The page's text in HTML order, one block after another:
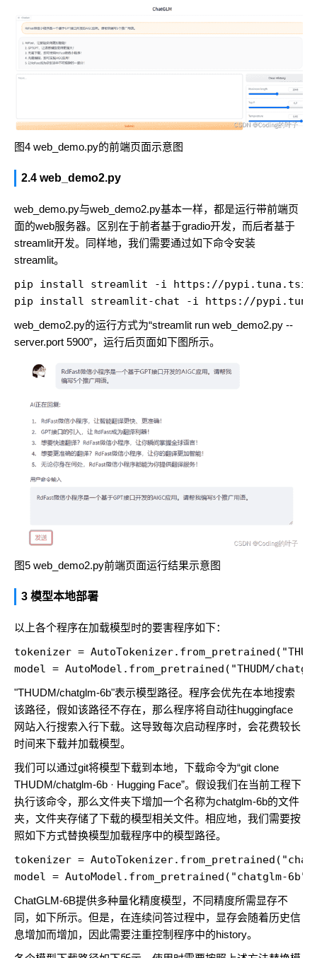
图4 web_demo.py的前端页面示意图
2.4 web_demo2.py
web_demo.py与web_demo2.py基本一样，都是运行带前端页
面的web服务器。区别在于前者基于gradio开发，而后者基于
streamlit开发。同样地，我们需要通过如下命令安装
streamlit。
pip install streamlit -i https://
pip install streamlit-chat -i https://
web_demo2.py的运行方式为“streamlit run web_demo2.py --
server.port 5900”，运行后页面如下图所示。
图5 web_demo2.py前端页面运行结果示意图
3 模型本地部署
以上各个程序在加载模型时的要害程序如下：
tokenizer =
model = AutoModel.from_pretrained("THUDM/
"THUDM/chatglm-6b"表示模型路径。程序会优先在本地搜索
该路径，假如该路径不存在，那么程序将自动往huggingface
网站入行搜索入行下载。这导致每次启动程序时，会花费较长
时间来下载并加载模型。
我们可以通过git将模型下载到本地，下载命令为“git clone
THUDM/chatglm-6b · Hugging Face”。假设我们在当前工程下
执行该命令，那么文件夹下增加一个名称为chatglm-6b的文件
夹，文件夹存储了下载的模型相关文件。相应地，我们需要按
照如下方式替换模型加载程序中的模型路径。
tokenizer =
model = AutoModel.from_pretrained("chatglm-
ChatGLM-6B提供多种量化精度模型，不同精度所需显存不
同，如下所示。但是，在连续问答过程中，显存会随着历史信
息增加而增加，因此需要注重控制程序中的history。